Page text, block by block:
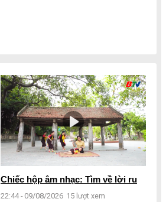
Chiếc hộp âm nhạc: Tìm về lời ru
22:44 - 09/08/2026 15 lượt xem